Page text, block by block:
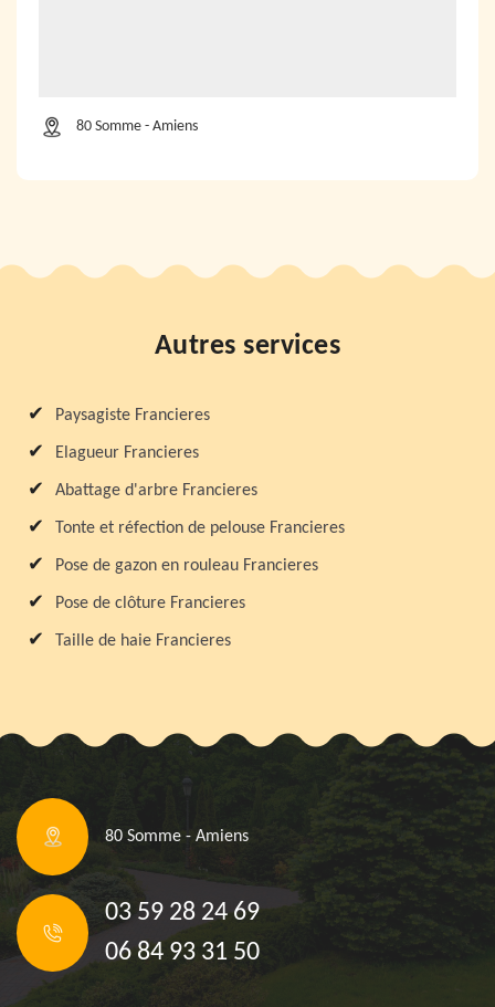
80 Somme - Amiens
Autres services
Paysagiste Francieres
Elagueur Francieres
Abattage d'arbre Francieres
Tonte et réfection de pelouse Francieres
Pose de gazon en rouleau Francieres
Pose de clôture Francieres
Taille de haie Francieres
80 Somme - Amiens
03 59 28 24 69
06 84 93 31 50